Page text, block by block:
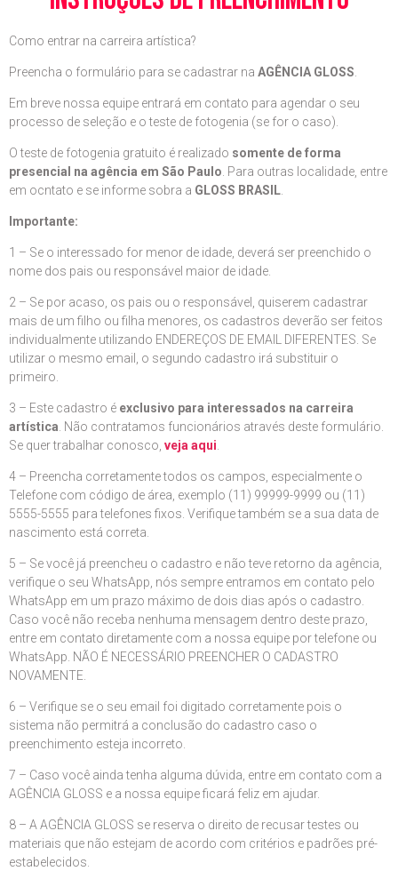
Como entrar na carreira artística?
Preencha o formulário para se cadastrar na AGÊNCIA GLOSS
Em breve nossa equipe entrará em contato para agendar o seu
processo de seleção e o teste de fotogenia (se for o caso).
O teste de fotogenia gratuito é realizado somente de forma
presencial na agência em São Paulo . Para outras localidade, entre
em ocntato e se informe sobra a GLOSS BRASIL
Importante:
1 – Se o interessado for menor de idade, deverá ser preenchido o
nome dos pais ou responsável maior de idade.
2 – Se por acaso, os pais ou o responsável, quiserem cadastrar
mais de um filho ou filha menores, os cadastros deverão ser feitos
individualmente utilizando ENDEREÇOS DE EMAIL DIFERENTES. Se
utilizar o mesmo email, o segundo cadastro irá substituir o
primeiro.
3 – Este cadastro é exclusivo para interessados na carreira
artística . Não contratamos funcionários através deste formulário.
Se quer trabalhar conosco, veja aqui
4 – Preencha corretamente todos os campos, especialmente o
Telefone com código de área, exemplo (11) 99999-9999 ou (11)
5555-5555 para telefones fixos. Verifique também se a sua data de
nascimento está correta.
5 – Se você já preencheu o cadastro e não teve retorno da agência,
verifique o seu WhatsApp, nós sempre entramos em contato pelo
WhatsApp em um prazo máximo de dois dias após o cadastro.
Caso você não receba nenhuma mensagem dentro deste prazo,
entre em contato diretamente com a nossa equipe por telefone ou
WhatsApp. NÃO É NECESSÁRIO PREENCHER O CADASTRO
NOVAMENTE.
6 – Verifique se o seu email foi digitado corretamente pois o
sistema não permitrá a conclusão do cadastro caso o
preenchimento esteja incorreto.
7 – Caso você ainda tenha alguma dúvida, entre em contato com a
AGÊNCIA GLOSS e a nossa equipe ficará feliz em ajudar.
8 – A AGÊNCIA GLOSS se reserva o direito de recusar testes ou
materiais que não estejam de acordo com critérios e padrões pré-
estabelecidos.